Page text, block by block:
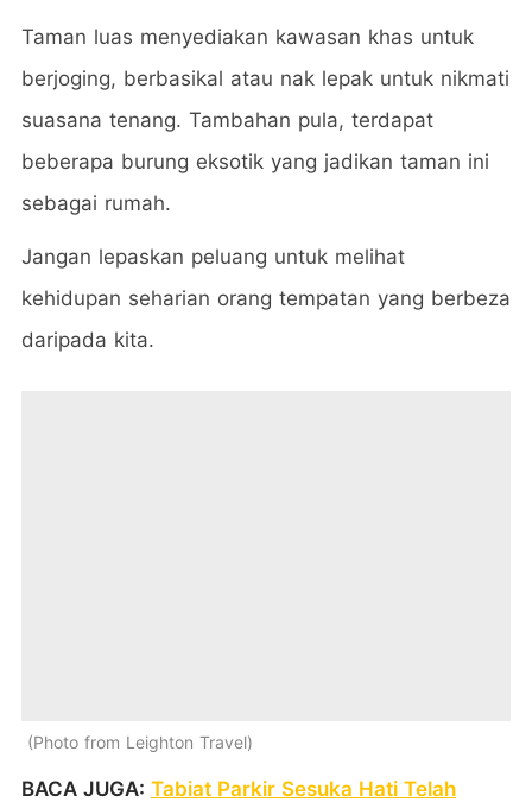
Taman luas menyediakan kawasan khas untuk
berjoging, berbasikal atau nak lepak untuk nikmati
suasana tenang. Tambahan pula, terdapat
beberapa burung eksotik yang jadikan taman ini
sebagai rumah.
Jangan lepaskan peluang untuk melihat
kehidupan seharian orang tempatan yang berbeza
daripada kita.
Photo from Leighton Travel
BACA JUGA: Tabiat Parkir Sesuka Hati Telah